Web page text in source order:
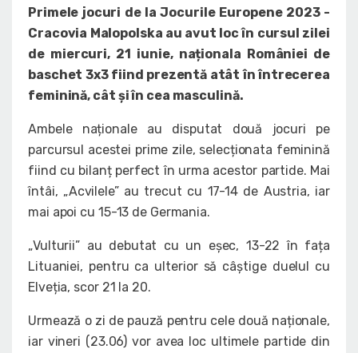
Primele jocuri de la Jocurile Europene 2023 -
Cracovia Malopolska au avut loc în cursul zilei
de miercuri, 21 iunie, naționala României de
baschet 3x3 fiind prezentă atât în întrecerea
feminină, cât și în cea masculină.
Ambele naționale au disputat două jocuri pe
parcursul acestei prime zile, selecționata feminină
fiind cu bilanț perfect în urma acestor partide. Mai
întâi, „Acvilele” au trecut cu 17-14 de Austria, iar
mai apoi cu 15-13 de Germania.
„Vulturii” au debutat cu un eșec, 13-22 în fața
Lituaniei, pentru ca ulterior să câștige duelul cu
Elveția, scor 21 la 20.
Urmează o zi de pauză pentru cele două naționale,
iar vineri (23.06) vor avea loc ultimele partide din